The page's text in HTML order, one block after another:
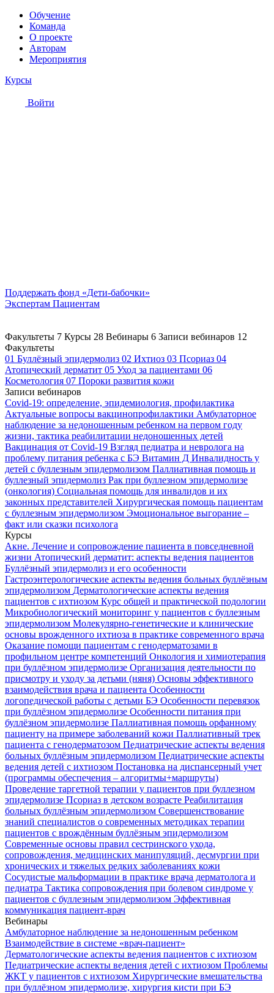
Обучение
Команда
О проекте
Авторам
Мероприятия
Курсы
Войти
Поддержать фонд «Дети-бабочки»
Экспертам Пациентам
Факультеты 7 Курсы 28 Вебинары 6 Записи вебинаров 12
Факультеты
01 Буллёзный эпидермолиз 02 Ихтиоз 03 Псориаз 04
Атопический дерматит 05 Уход за пациентами 06
Косметология 07 Пороки развития кожи
Записи вебинаров
Covid-19: определение, эпидемиология, профилактика
Актуальные вопросы вакцинопрофилактики Амбулаторное
наблюдение за недоношенным ребенком на первом году
жизни, тактика реабилитации недоношенных детей
Вакцинация от Covid-19 Взгляд педиатра и невролога на
проблему питания ребенка с БЭ Витамин Д Инвалидность у
детей с буллезным эпидермолизом Паллиативная помощь и
буллезный эпидермолиз Рак при буллезном эпидермолизе
(онкология) Социальная помощь для инвалидов и их
законных представителей Хирургическая помощь пациентам
с буллезным эпидермолизом Эмоциональное выгорание –
факт или сказки психолога
Курсы
Акне. Лечение и сопровождение пациента в повседневной
жизни Атопический дерматит: аспекты ведения пациентов
Буллёзный эпидермолиз и его особенности
Гастроэнтерологические аспекты ведения больных буллёзным
эпидермолизом Дерматологические аспекты ведения
пациентов с ихтиозом Курс общей и практической подологии
Микробиологический мониторинг у пациентов с буллезным
эпидермолизом Молекулярно-генетические и клинические
основы врожденного ихтиоза в практике современного врача
Оказание помощи пациентам с генодерматозами в
профильном центре компетенций Онкология и химиотерапия
при буллёзном эпидермолизе Организация деятельности по
присмотру и уходу за детьми (няня) Основы эффективного
взаимодействия врача и пациента Особенности
логопедической работы с детьми БЭ Особенности перевязок
при буллёзном эпидермолизе Особенности питания при
буллёзном эпидермолизе Паллиативная помощь орфанному
пациенту на примере заболеваний кожи Паллиативный трек
пациента с генодерматозом Педиатрические аспекты ведения
больных буллёзным эпидермолизом Педиатрические аспекты
ведения детей с ихтиозом Постановка на диспансерный учет
(программы обеспечения – алгоритмы+маршруты)
Проведение таргетной терапии у пациентов при буллезном
эпидермолизе Псориаз в детском возрасте Реабилитация
больных буллёзным эпидермолизом Совершенствование
знаний специалистов о современных методиках терапии
пациентов с врождённым буллёзным эпидермолизом
Современные основы правил сестринского ухода,
сопровождения, медицинских манипуляций, десмургии при
хронических и тяжелых редких заболеваниях кожи
Сосудистые мальформации в практике врача дерматолога и
педиатра Тактика сопровождения при болевом синдроме у
пациентов с буллезным эпидермолизом Эффективная
коммуникация пациент-врач
Вебинары
Амбулаторное наблюдение за недоношенным ребенком
Взаимодействие в системе «врач-пациент»
Дерматологические аспекты ведения пациентов с ихтиозом
Педиатрические аспекты ведения детей с ихтиозом Проблемы
ЖКТ у пациентов с ихтиозом Хирургические вмешательства
при буллёзном эпидермолизе, хирургия кисти при БЭ